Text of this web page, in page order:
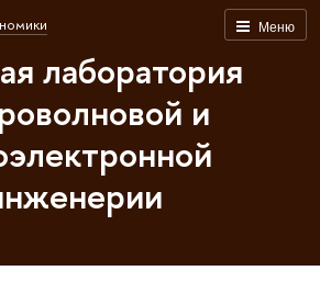
Меню
лаборатория
и